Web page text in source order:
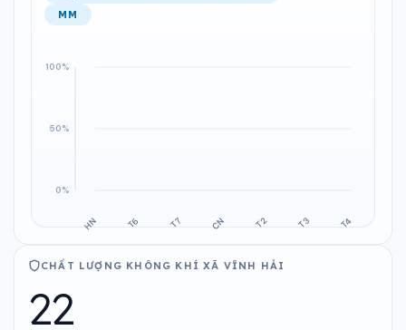
MM
CHẤT LƯỢNG KHÔNG KHÍ XÃ VĨNH HẢI
22